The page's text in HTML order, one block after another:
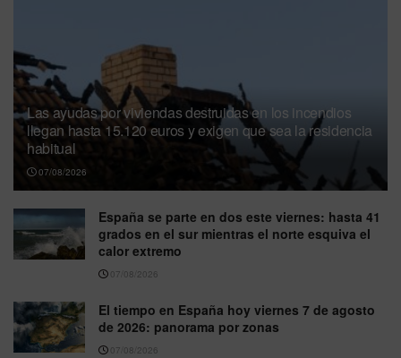
Las ayudas por viviendas destruidas en los incendios
llegan hasta 15.120 euros y exigen que sea la residencia
habitual
07/08/2026
España se parte en dos este viernes: hasta 41
grados en el sur mientras el norte esquiva el
calor extremo
07/08/2026
El tiempo en España hoy viernes 7 de agosto
de 2026: panorama por zonas
07/08/2026